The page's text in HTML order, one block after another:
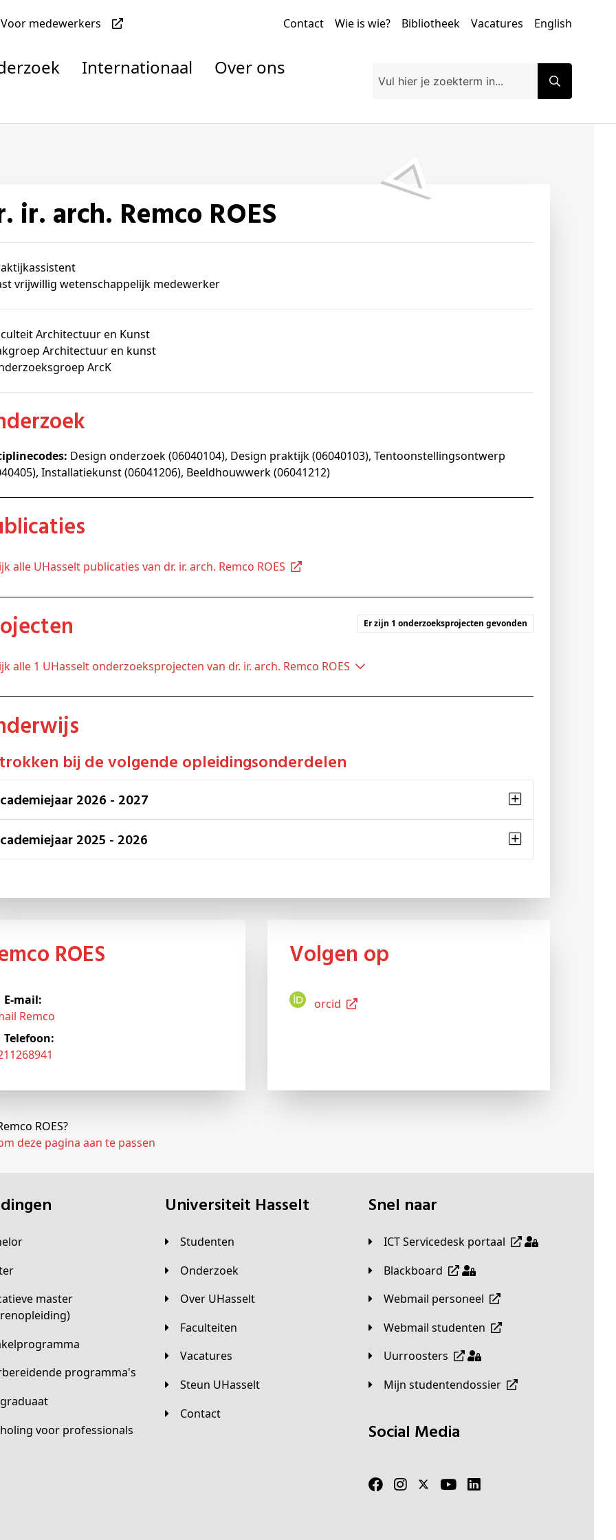
Voor medewerkers Contact Wie is wie? Bibliotheek Vacatures English
Internationaal Over ons
ir. arch. Remco ROES
vrijwillig wetenschappelijk medewerker
Architectuur en Kunst
Architectuur en kunst
ArcK
Design onderzoek (06040104), Design praktijk (06040103), Tentoonstellingsontwerp
Installatiekunst (06041206), Beeldhouwwerk (06041212)
alle UHasselt publicaties van dr. ir. arch. Remco ROES
Er zijn 1 onderzoeksprojecten gevonden
alle 1 UHasselt onderzoeksprojecten van dr. ir. arch. Remco ROES
bij de volgende opleidingsonderdelen
Academiejaar 2026 - 2027
Academiejaar 2025 - 2026
ROES
E-mail:
Remco
Telefoon:
Volgen op
Orcid
ROES?
deze pagina aan te passen
programma's
voor professionals
universiteit Hasselt
Studenten
Onderzoek
Over UHasselt
Faculteiten
Vacatures
Steun UHasselt
Contact
Snel naar
ICT Servicedesk portaal
Blackboard
Webmail personeel
Webmail studenten
Uurroosters
Mijn studentendossier
Social Media